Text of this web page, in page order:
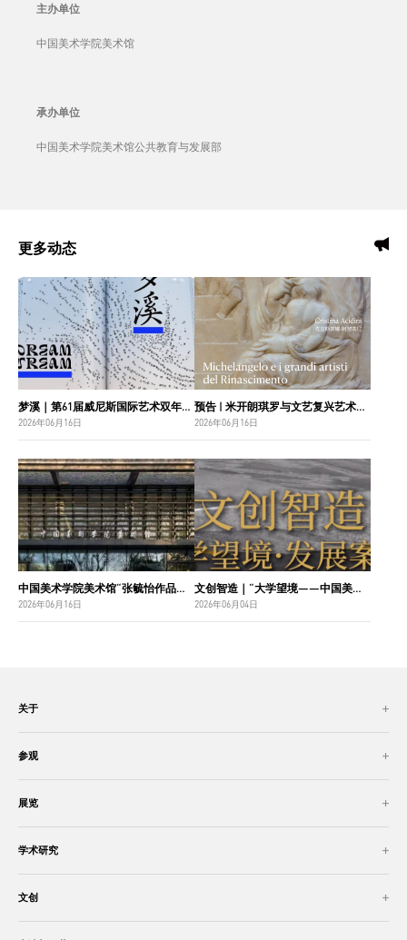
主办单位
中国美术学院美术馆
承办单位
中国美术学院美术馆公共教育与发展部
更多动态
梦溪｜第61届威尼斯国际艺术双年展中国国家馆主视觉设计
2026年06月16日
预告 | 米开朗琪罗与文艺复兴艺术巨匠：佛罗伦萨博纳罗蒂之家珍藏
2026年06月16日
中国美术学院美术馆“张毓怡作品捐赠收藏项目”入选“2026年度国家美术作品收藏和捐赠奖励项目名单”
2026年06月16日
文创智造｜“大学望境——中国美术学院建设世界一流大学二十周年”特展导览
2026年06月04日
关于
参观
展览
学术研究
文创